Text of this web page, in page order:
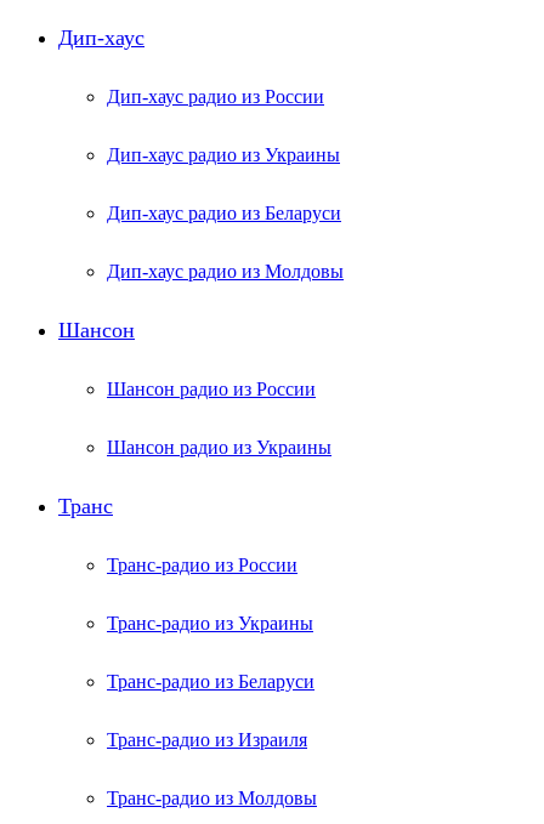
Дип-хаус
Дип-хаус радио из России
Дип-хаус радио из Украины
Дип-хаус радио из Беларуси
Дип-хаус радио из Молдовы
Шансон
Шансон радио из России
Шансон радио из Украины
Транс
Транс-радио из России
Транс-радио из Украины
Транс-радио из Беларуси
Транс-радио из Израиля
Транс-радио из Молдовы